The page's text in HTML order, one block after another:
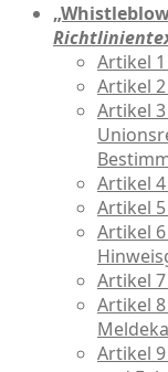
Artikel 1
Artikel
Artikel
Artikel
Artikel
Artikel
Artikel
Artikel
Artikel